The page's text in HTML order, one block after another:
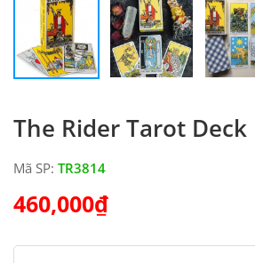
The Rider Tarot Deck
Mã SP: TR3814
460,000₫